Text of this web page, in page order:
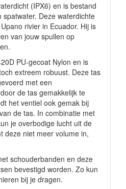
(IPX6) en is bestand
Deze waterdichte
rivier in Ecuador. Hij is
van jouw spullen op
PU-gecoat Nylon en is
extreem robuust. Deze tas
met een
de tas gemakkelijk te
het ventiel ook gemak bij
de tas. In combinatie met
je overbodige lucht uit de
deze niet meer volume in,
schouderbanden en deze
bevestigd worden. Zo kun
bij je dragen.